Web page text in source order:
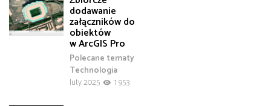
dodawanie
załączników do
obiektów
w ArcGIS Pro
Polecane tematy
Technologia
luty 2025
1 953